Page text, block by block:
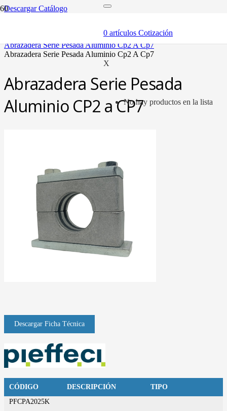
0 artículos Cotización
X
No hay productos en la lista
Descargar Catálogo
abrazaderas (soportes y bandas)
abrazadera serie pesada aluminio cp2 a cp7
abrazadera serie pesada aluminio cp2 a cp7
Abrazadera Serie Pesada
Aluminio CP2 a CP7
CÓDIGO DESCRIPCIÓN
TIPO
PFCPA2025K